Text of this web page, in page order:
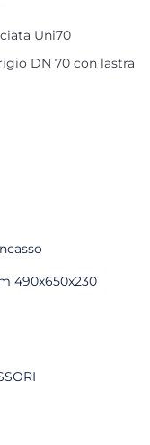
Uni70
DN 70 con lastra
490x650x230